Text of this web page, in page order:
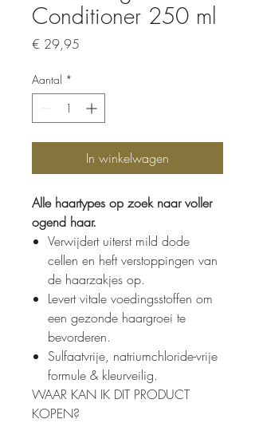
Conditioner 250 ml
€ 29,95
Aantal *
In winkelwagen
Alle haartypes op zoek naar voller
ogend haar.
Verwijdert uiterst mild dode
cellen en heft verstoppingen van
de haarzakjes op.
Levert vitale voedingsstoffen om
een gezonde haargroei te
bevorderen.
Sulfaatvrije, natriumchloride-vrije
formule & kleurveilig.
WAAR KAN IK DIT PRODUCT
KOPEN?